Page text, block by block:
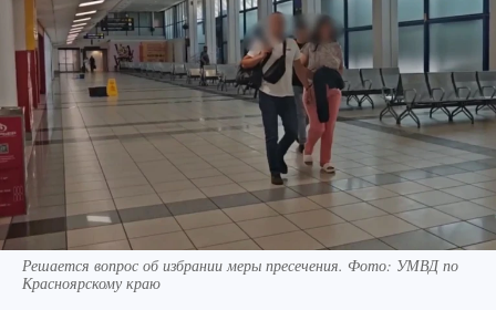
Решается вопрос об избрании меры пресечения. Фото: УМВД по
Красноярскому краю